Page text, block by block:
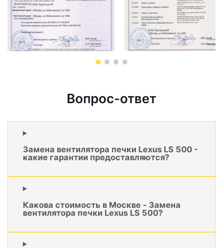
Вопрос-ответ
Замена вентилятора печки Lexus LS 500 -
какие гарантии предоставляются?
Какова стоимость в Москве - Замена
вентилятора печки Lexus LS 500?